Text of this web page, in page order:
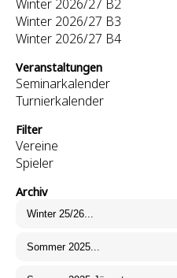
Winter 2026/27 B2
Winter 2026/27 B3
Winter 2026/27 B4
Veranstaltungen
Seminarkalender
Turnierkalender
Filter
Vereine
Spieler
Archiv